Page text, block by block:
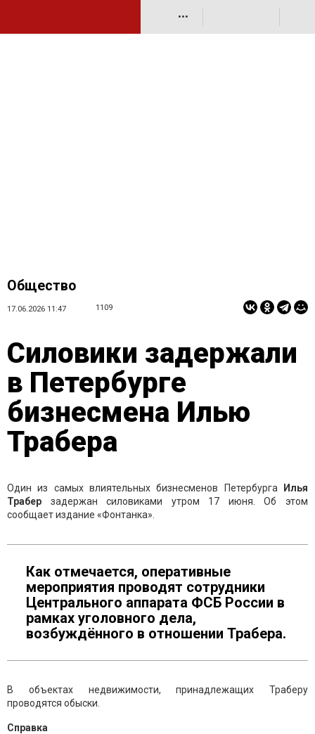
•••
Общество
17.06.2026 11:47 1109
Силовики задержали
в Петербурге
бизнесмена Илью
Трабера
Один из самых влиятельных бизнесменов Петербурга Илья
Трабер задержан силовиками утром 17 июня. Об этом
сообщает издание «Фонтанка».
Как отмечается, оперативные
мероприятия проводят сотрудники
Центрального аппарата ФСБ России в
рамках уголовного дела,
возбуждённого в отношении Трабера.
В объектах недвижимости, принадлежащих Траберу
проводятся обыски.
Справка